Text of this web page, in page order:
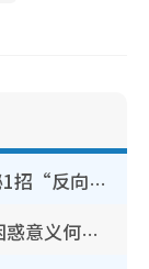
WhatsApp预设贴图怎么删？揭秘1招“反向操作”还原简洁界面 附3步实测教程
香港山边铁闸边门大开？内地客困惑意义何在！网友神回复：这种叫法理性防御